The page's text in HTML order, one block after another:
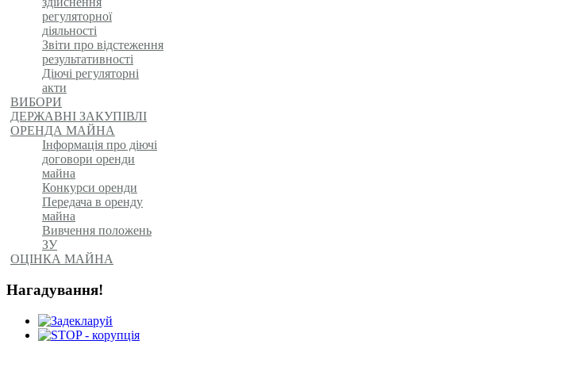
регуляторної
діяльності
Звіти про відстеження
результативності
Діючі регуляторні
акти
ВИБОРИ
ДЕРЖАВНІ ЗАКУПІВЛІ
ОРЕНДА МАЙНА
Інформація про діючі
договори оренди
майна
Конкурси оренди
Передача в оренду
майна
Вивчення положень
ЗУ
ОЦІНКА МАЙНА
Нагадування!